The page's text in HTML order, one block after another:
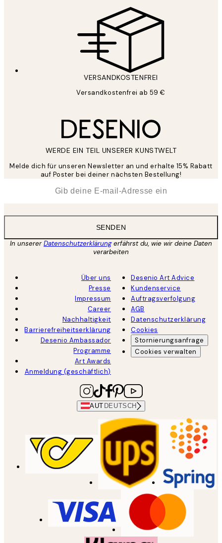
VERSANDKOSTENFREI
Versandkostenfrei ab 59 €
WERDE EIN TEIL UNSERER KUNSTWELT
Melde dich für unseren Newsletter an und erhalte 15% Rabatt
auf Poster bei deiner nächsten Bestellung!
SENDEN
In unsererDatenschutzerklärungerfährst du, wie wir deine Daten
verarbeiten
Über uns
Presse
Impressum
Career
Nachhaltigkeit
Barrierefreiheitserklärung
Desenio Ambassador
Programme
Art Awards
Anmeldung (geschäftlich)
Desenio Art Advice
Kundenservice
Auftragsverfolgung
AGB
Datenschutzerklärung
Cookies
Stornierungsanfrage
Cookies verwalten
AUT DEUTSCH